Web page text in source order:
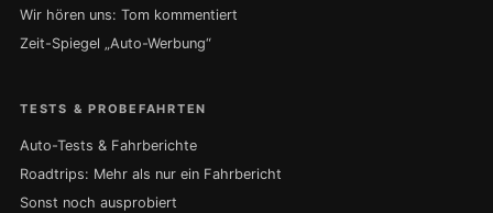
Wir hören uns: Tom kommentiert
Zeit-Spiegel „Auto-Werbung“
TESTS & PROBEFAHRTEN
Auto-Tests & Fahrberichte
Roadtrips: Mehr als nur ein Fahrbericht
Sonst noch ausprobiert